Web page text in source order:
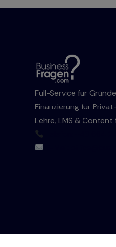
Full-Service für
Finanzierung für
Lehre, LMS & Content